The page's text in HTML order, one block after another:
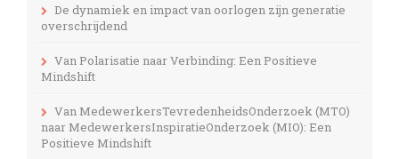
De dynamiek en impact van oorlogen zijn generatie
overschrijdend
Van Polarisatie naar Verbinding: Een Positieve
Mindshift
Van MedewerkersTevredenheidsOnderzoek (MTO)
naar MedewerkersInspiratieOnderzoek (MIO): Een
Positieve Mindshift